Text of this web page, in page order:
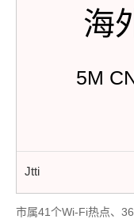
海
5M
Jtti
市属41个Wi-Fi热点、